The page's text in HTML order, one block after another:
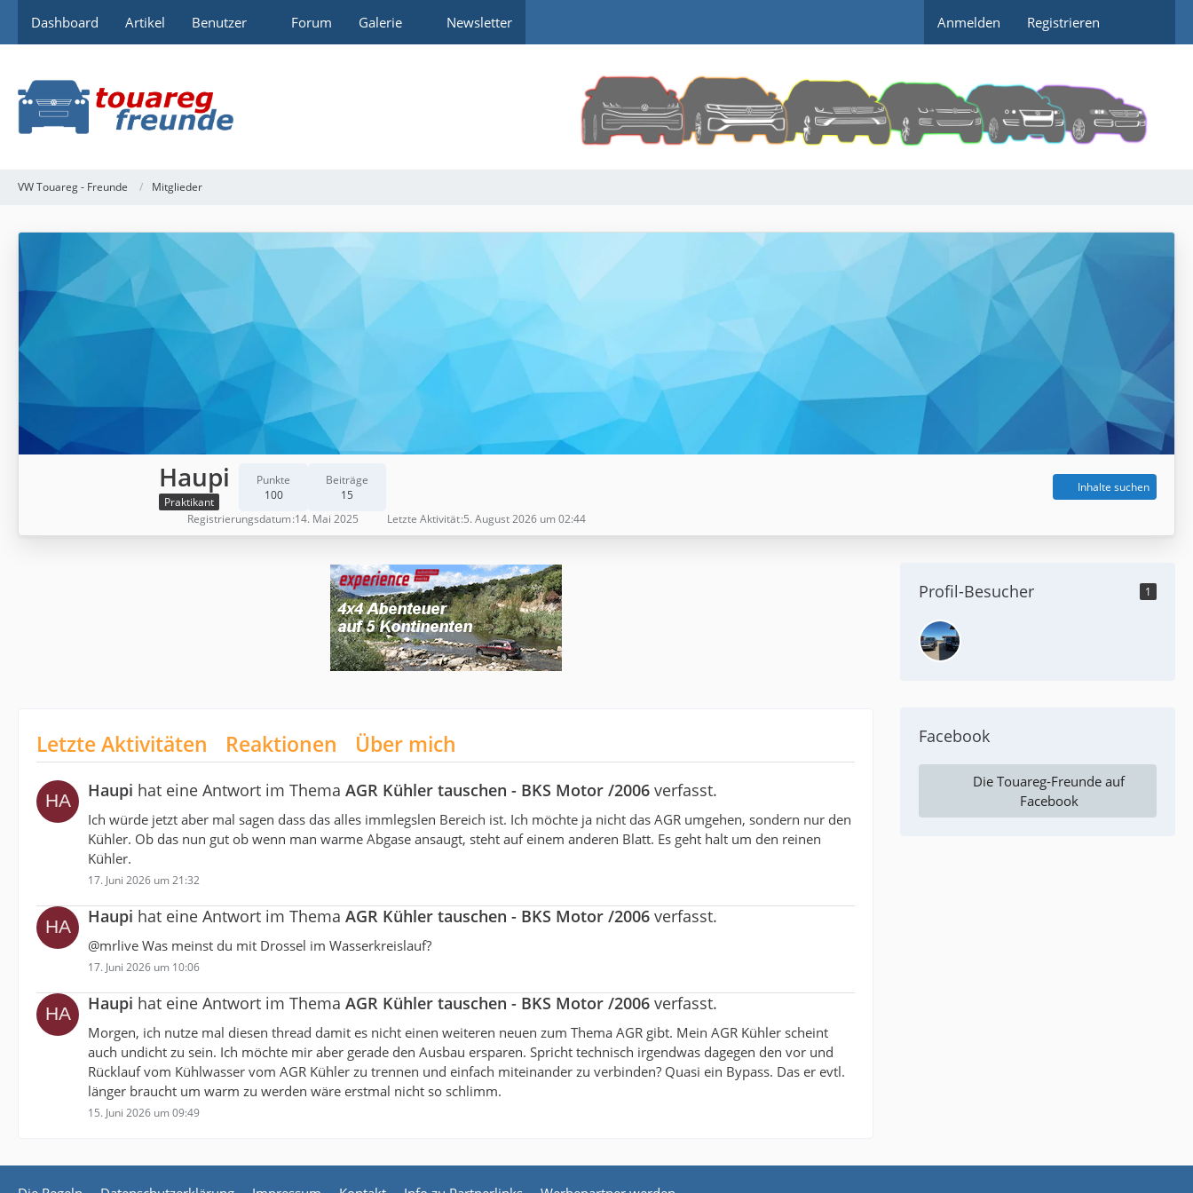
Dashboard Artikel Benutzer Forum Galerie Newsletter Anmelden Registrieren
VW Touareg - Freunde Mitglieder
Haupi
Praktikant
Punkte
100
Beiträge
15
Inhalte suchen
Registrierungsdatum 14. Mai 2025 Letzte Aktivität 5. August 2026 um 02:44
Letzte Aktivitäten Reaktionen Über mich
Haupi hat eine Antwort im Thema AGR Kühler tauschen - BKS Motor /2006 verfasst.
Ich würde jetzt aber mal sagen dass das alles immlegslen Bereich ist. Ich möchte ja nicht das AGR umgehen, sondern nur den
Kühler. Ob das nun gut ob wenn man warme Abgase ansaugt, steht auf einem anderen Blatt. Es geht halt um den reinen
Kühler.
17. Juni 2026 um 21:32
Haupi hat eine Antwort im Thema AGR Kühler tauschen - BKS Motor /2006 verfasst.
@mrlive Was meinst du mit Drossel im Wasserkreislauf?
17. Juni 2026 um 10:06
Haupi hat eine Antwort im Thema AGR Kühler tauschen - BKS Motor /2006 verfasst.
Morgen, ich nutze mal diesen thread damit es nicht einen weiteren neuen zum Thema AGR gibt. Mein AGR Kühler scheint
auch undicht zu sein. Ich möchte mir aber gerade den Ausbau ersparen. Spricht technisch irgendwas dagegen den vor und
Rücklauf vom Kühlwasser vom AGR Kühler zu trennen und einfach miteinander zu verbinden? Quasi ein Bypass. Das er evtl.
länger braucht um warm zu werden wäre erstmal nicht so schlimm.
15. Juni 2026 um 09:49
Profil-Besucher 1
Facebook
Die Touareg-Freunde auf
Facebook